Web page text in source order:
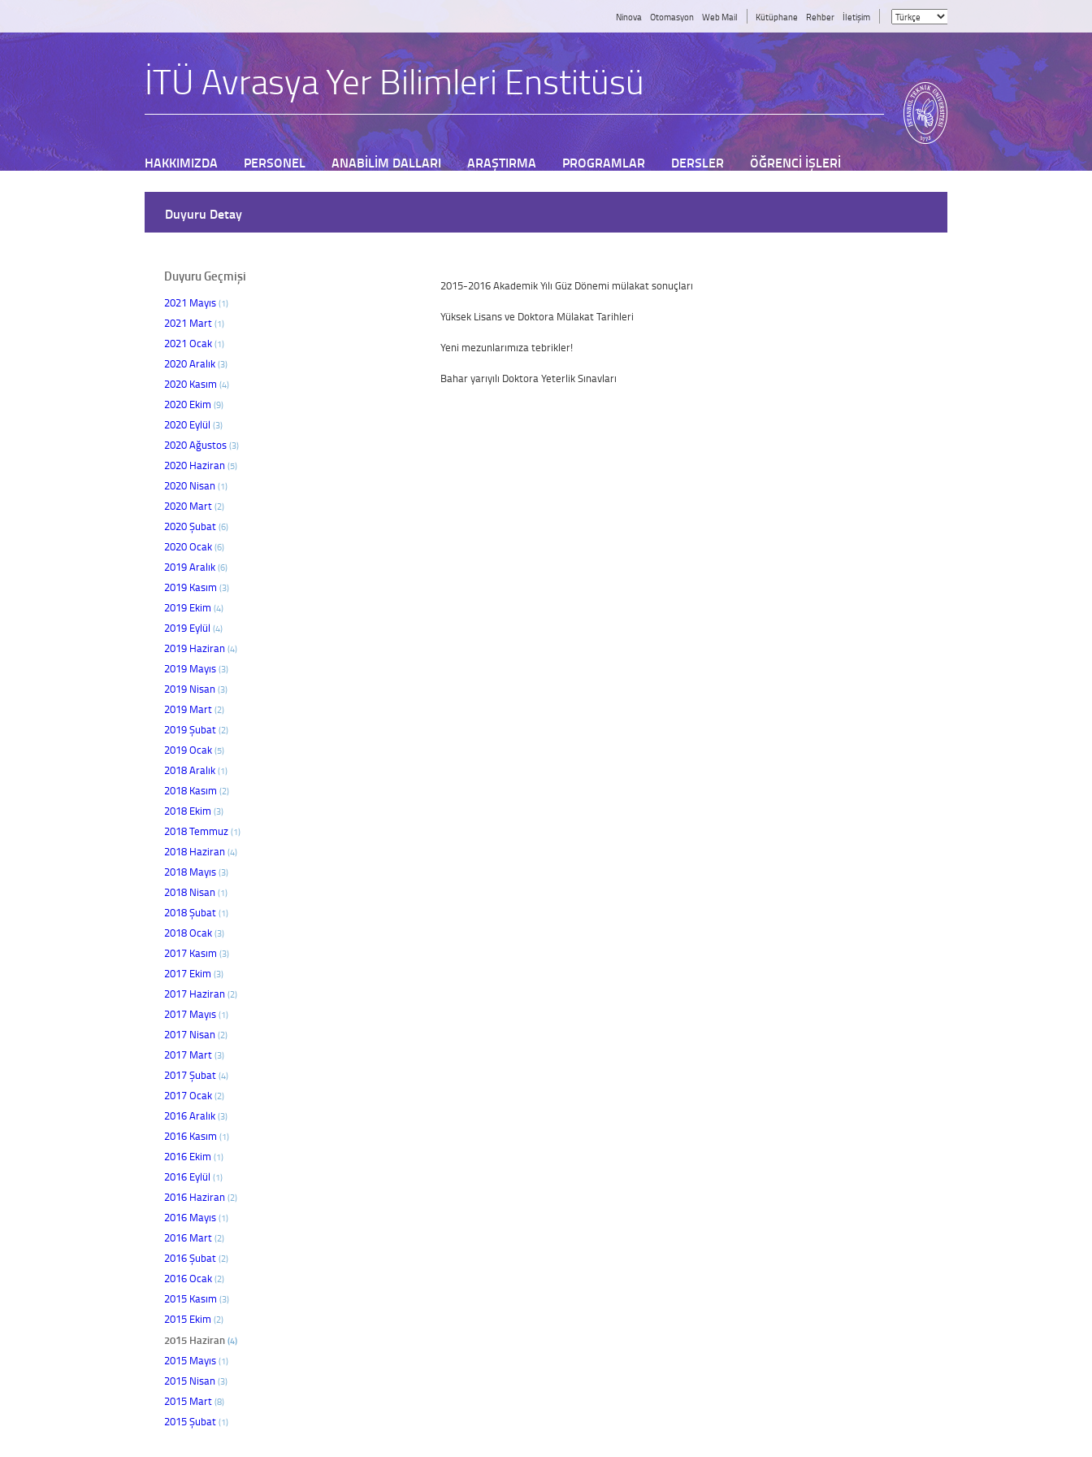
Ninova Otomasyon Web Mail Kütüphane Rehber İletişim
İTÜ Avrasya Yer Bilimleri Enstitüsü
HAKKIMIZDA PERSONEL ANABİLİM DALLARI ARAŞTIRMA PROGRAMLAR DERSLER
ÖĞRENCİ İŞLERİ
Duyuru Detay
Duyuru Geçmişi
2021 Mayıs (1)
2021 Mart (1)
2021 Ocak (1)
2020 Aralık (3)
2020 Kasım (4)
2020 Ekim (9)
2020 Eylül (3)
2020 Ağustos (3)
2020 Haziran (5)
2020 Nisan (1)
2020 Mart (2)
2020 Şubat (6)
2020 Ocak (6)
2019 Aralık (6)
2019 Kasım (3)
2019 Ekim (4)
2019 Eylül (4)
2019 Haziran (4)
2019 Mayıs (3)
2019 Nisan (3)
2019 Mart (2)
2019 Şubat (2)
2019 Ocak (5)
2018 Aralık (1)
2018 Kasım (2)
2018 Ekim (3)
2018 Temmuz (1)
2018 Haziran (4)
2018 Mayıs (3)
2018 Nisan (1)
2018 Şubat (1)
2018 Ocak (3)
2017 Kasım (3)
2017 Ekim (3)
2017 Haziran (2)
2017 Mayıs (1)
2017 Nisan (2)
2017 Mart (3)
2017 Şubat (4)
2017 Ocak (2)
2016 Aralık (3)
2016 Kasım (1)
2016 Ekim (1)
2016 Eylül (1)
2016 Haziran (2)
2016 Mayıs (1)
2016 Mart (2)
2016 Şubat (2)
2016 Ocak (2)
2015 Kasım (3)
2015 Ekim (2)
2015 Haziran (4)
2015 Mayıs (1)
2015 Nisan (3)
2015 Mart (8)
2015 Şubat (1)
2015-2016 Akademik Yılı Güz Dönemi mülakat sonuçları
Yüksek Lisans ve Doktora Mülakat Tarihleri
Yeni mezunlarımıza tebrikler!
Bahar yarıyılı Doktora Yeterlik Sınavları